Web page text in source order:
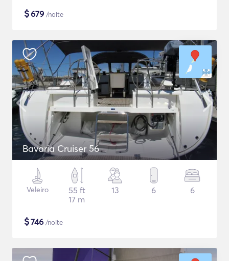
$679 /noite
Bavaria Cruiser 56
Veleiro
55 ft
17 m
13 6 6
$746 /noite